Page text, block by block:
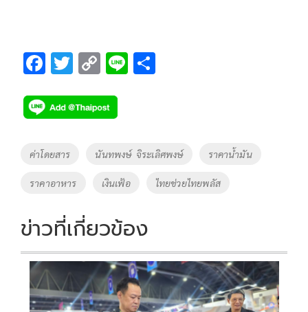
F
e
b
o
k
T
tt
er
C
p
y
Li
n
k
Li
Tags
ค่าโดยสาร นันทพงษ์ จิระเลิศพงษ์ ราคาน้ำมัน
ราคาอาหาร เงินเฟ้อ ไทยช่วยไทยพลัส
ข่าวที่เกี่ยวข้อง